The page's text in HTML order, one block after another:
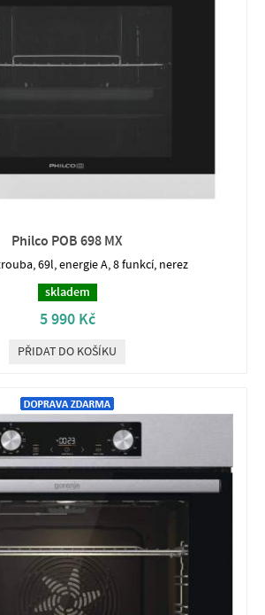
Philco POB 698 MX
69l, energie A, 8 funkcí, nerez
skladem
5 990 Kč
PŘIDAT DO KOŠÍKU